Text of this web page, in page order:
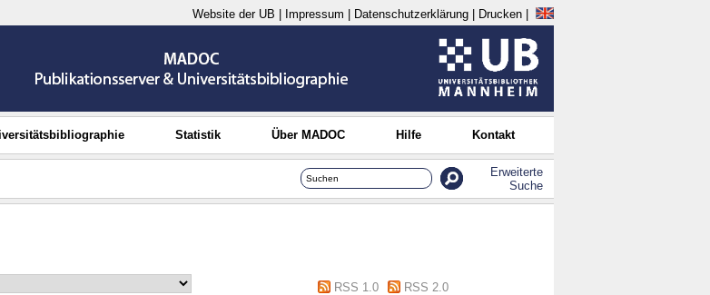
Website der UB Impressum Datenschutzerklärung Drucken
Statistik Über MADOC Hilfe Kontakt
Erweiterte
Suche
RSS 1.0
RSS 2.0